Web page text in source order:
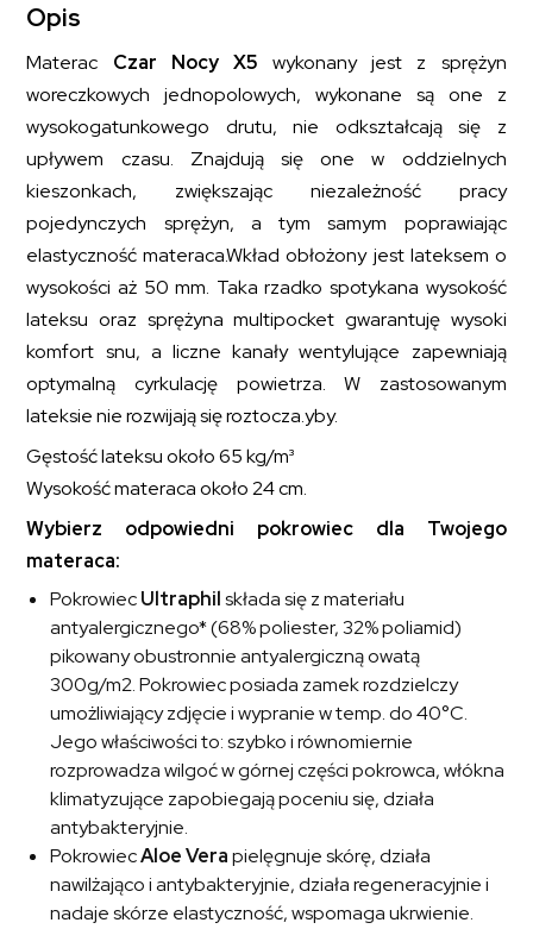
Opis
Materac Czar Nocy X5wykonany jest z sprężyn
woreczkowych jednopolowych, wykonane są one z
wysokogatunkowego drutu, nie odkształcają się z
upływem czasu. Znajdują się one w oddzielnych
kieszonkach, zwiększając niezależność pracy
pojedynczych sprężyn, a tym samym poprawiając
elastyczność materaca.Wkład obłożony jest lateksem o
wysokości aż 50 mm. Taka rzadko spotykana wysokość
lateksu oraz sprężyna multipocket gwarantuję wysoki
komfort snu, a liczne kanały wentylujące zapewniają
optymalną cyrkulację powietrza. W zastosowanym
lateksie nie rozwijają się roztocza.yby.
Gęstość lateksu około 65 kg/m³
Wysokość materaca około 24 cm.
Wybierz odpowiedni pokrowiec dla Twojego
materaca:
PokrowiecUltraphilskłada się z materiału
antyalergicznego* (68% poliester, 32% poliamid)
pikowany obustronnie antyalergiczną owatą
300g/m2. Pokrowiec posiada zamek rozdzielczy
umożliwiający zdjęcie i wypranie w temp. do 40°C.
Jego właściwości to: szybko i równomiernie
rozprowadza wilgoć w górnej części pokrowca, włókna
klimatyzujące zapobiegają poceniu się, działa
antybakteryjnie.
PokrowiecAloe Verapielęgnuje skórę, działa
nawilżająco i antybakteryjnie, działa regeneracyjnie i
nadaje skórze elastyczność, wspomaga ukrwienie.